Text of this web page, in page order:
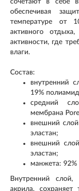
сочетают в себе
обеспечивая
температуре от
активного
активности, где
влаги.
Состав:
внутренний
19%
средний
мембрана
внешний
эластан;
внешний
эластан;
манжета: 92%
Внутренний
акрила,